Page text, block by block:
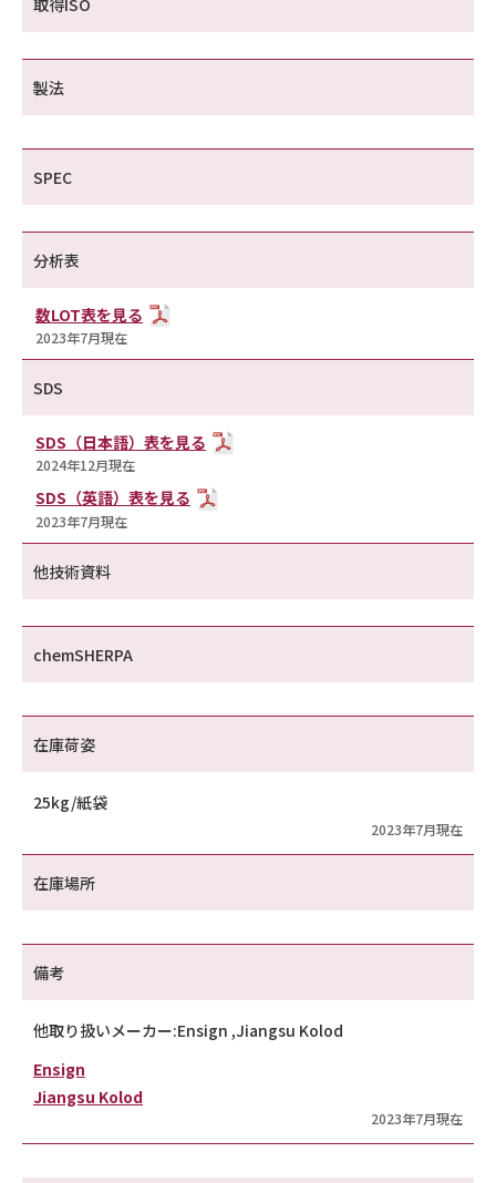
取得ISO
製法
SPEC
分析表
数LOT表を見る
2023年7月現在
SDS
SDS（日本語）表を見る
2024年12月現在
SDS（英語）表を見る
2023年7月現在
他技術資料
chemSHERPA
在庫荷姿
25kg/紙袋
2023年7月現在
在庫場所
備考
他取り扱いメーカー:Ensign ,Jiangsu Kolod
Ensign
Jiangsu Kolod
2023年7月現在